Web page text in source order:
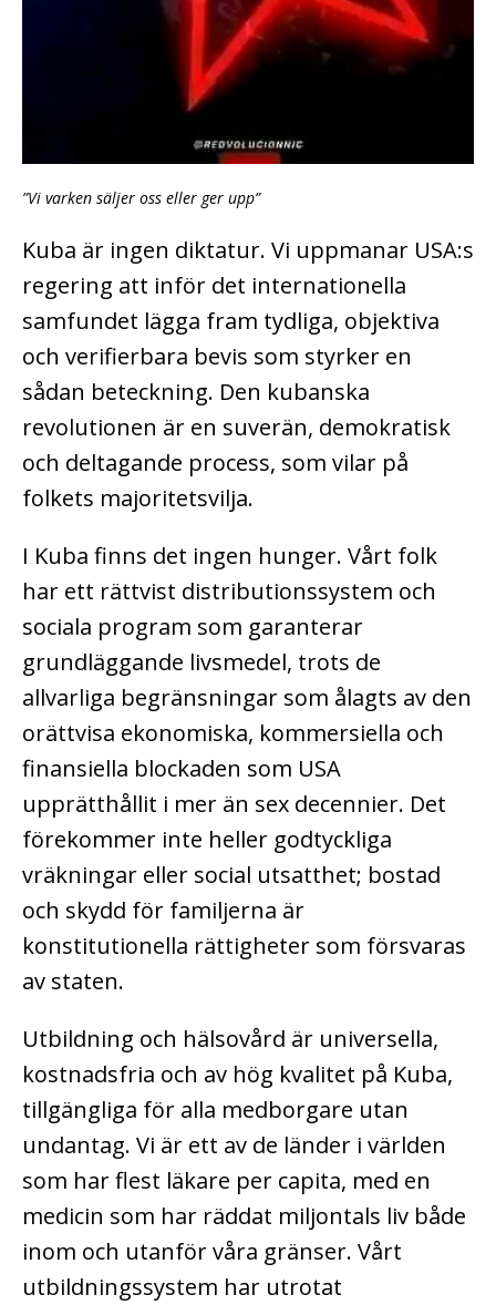
”Vi varken säljer oss eller ger upp”
Kuba är ingen diktatur. Vi uppmanar USA:s
regering att inför det internationella
samfundet lägga fram tydliga, objektiva
och verifierbara bevis som styrker en
sådan beteckning. Den kubanska
revolutionen är en suverän, demokratisk
och deltagande process, som vilar på
folkets majoritetsvilja.
I Kuba finns det ingen hunger. Vårt folk
har ett rättvist distributionssystem och
sociala program som garanterar
grundläggande livsmedel, trots de
allvarliga begränsningar som ålagts av den
orättvisa ekonomiska, kommersiella och
finansiella blockaden som USA
upprätthållit i mer än sex decennier. Det
förekommer inte heller godtyckliga
vräkningar eller social utsatthet; bostad
och skydd för familjerna är
konstitutionella rättigheter som försvaras
av staten.
Utbildning och hälsovård är universella,
kostnadsfria och av hög kvalitet på Kuba,
tillgängliga för alla medborgare utan
undantag. Vi är ett av de länder i världen
som har flest läkare per capita, med en
medicin som har räddat miljontals liv både
inom och utanför våra gränser. Vårt
utbildningssystem har utrotat